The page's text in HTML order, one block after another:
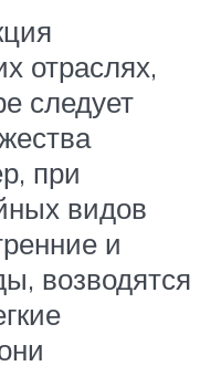
отраслях,
следует
при
видов
и
возводятся